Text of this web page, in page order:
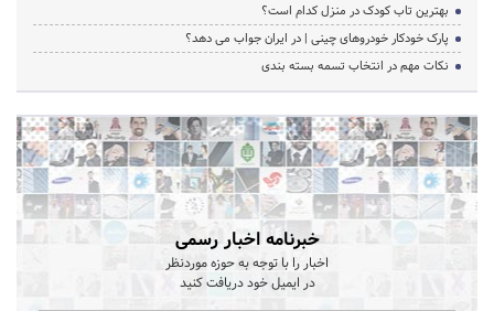
بهترین تاب کودک در منزل کدام است؟
پارک خودکار خودروهای چینی | در ایران جواب می دهد؟
نکات مهم در انتخاب تسمه بسته بندی
خبرنامه اخبار رسمی
اخبار را با توجه به حوزه موردنظر
در ایمیل خود دریافت کنید